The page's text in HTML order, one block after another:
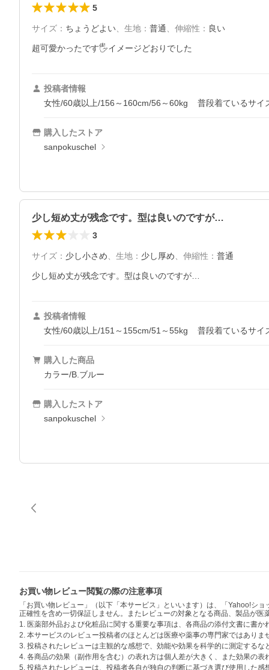
5
サイズ ： ちょうどよい、 生地 ： 普通 、 伸縮性 ： 良い
超可愛かったです🖐️イメージどおりでした
投稿者情報
女性/60歳以上/156～160cm/56～60kg
普段着ているサイ
購入したストア
sanpokuschel
少し短め丈が残念です。型は良いのですが…
3
サイズ ： 少し小さめ、 生地 ： 少し厚め、 伸縮性 ： 普通
少し短め丈が残念です。型は良いのですが…
投稿者情報
女性/60歳以上/151～155cm/51～55kg
普段着ているサイ
購入した商品
カラー/B.ブルー
購入したストア
sanpokuschel
お買い物レビュー閲覧の際の注意事項
「お買い物レビュー」（以下「本サービス」といいます）は、「Yahoo!シ
正確性を含め一切保証しません。またレビューの対象となる商品、製品が
1. 医薬部外品および化粧品に関する重要な事項は、各商品の添付文書に書
2. 本サービスのレビュー投稿者のほとんどは医療や薬事の専門家ではありま
3. 投稿されたレビューは主観的な感想で、効能や効果を科学的に測定する
4. 各商品の効果（副作用を含む）の表れ方は個人差が大きく、また効果の
5. 投稿されたレビューは、投稿者各自が独自の判断に基づき選び使用した